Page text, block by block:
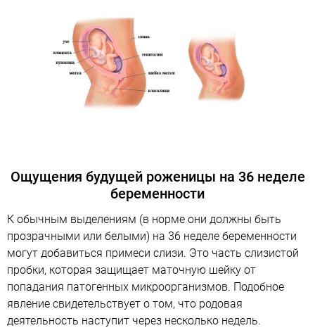
Ощущения будущей роженицы на 36 неделе
беременности
К обычным выделениям (в норме они должны быть
прозрачными или белыми) на 36 неделе беременности
могут добавиться примеси слизи. Это часть слизистой
пробки, которая защищает маточную шейку от
попадания патогенных микроорганизмов. Подобное
явление свидетельствует о том, что родовая
деятельность наступит через несколько недель.